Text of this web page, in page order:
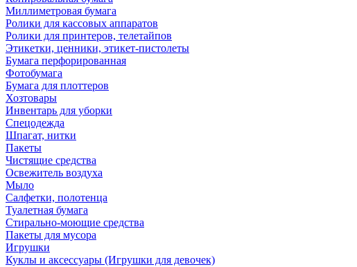
Миллиметровая бумага
Ролики для кассовых аппаратов
Ролики для принтеров, телетайпов
Этикетки, ценники, этикет-пистолеты
Бумага перфорированная
Фотобумага
Бумага для плоттеров
Хозтовары
Инвентарь для уборки
Спецодежда
Шпагат, нитки
Пакеты
Чистящие средства
Освежитель воздуха
Мыло
Салфетки, полотенца
Туалетная бумага
Стирально-моющие средства
Пакеты для мусора
Игрушки
Куклы и аксессуары (Игрушки для девочек)